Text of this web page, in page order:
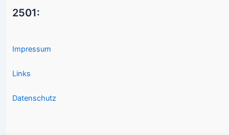
2501:
Impressum
Links
Datenschutz